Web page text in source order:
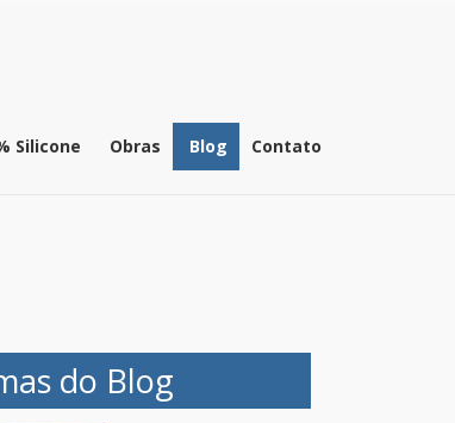
Silicone Obras Blog Contato
do Blog